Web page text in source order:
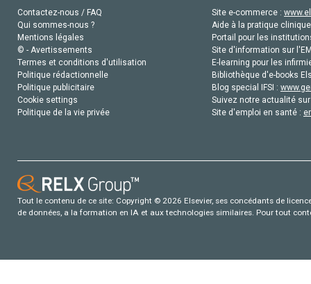
Contactez-nous / FAQ
Qui sommes-nous ?
Mentions légales
© - Avertissements
Termes et conditions d'utilisation
Politique rédactionnelle
Politique publicitaire
Cookie settings
Politique de la vie privée
Site e-commerce :
Aide à la pratique
Portail pour les
Site d'information sur
E-learning pour les
Bibliothèque d'e-books
Blog special IFSI :
Suivez notre actualité
Site d'emploi en santé :
Tout le contenu de ce site: Copyright © 2026 Elsevier, ses concédants de
de données, a la formation en IA et aux technologies similaires. Pour tout